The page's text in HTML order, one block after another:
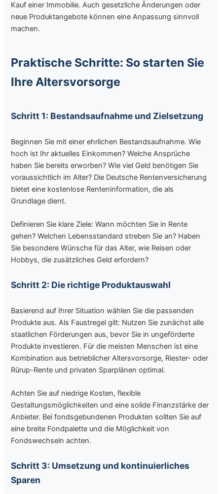
Kauf einer Immobilie. Auch gesetzliche Änderungen oder
neue Produktangebote können eine Anpassung sinnvoll
machen.
Praktische Schritte: So starten Sie
Ihre Altersvorsorge
Schritt 1: Bestandsaufnahme und Zielsetzung
Beginnen Sie mit einer ehrlichen Bestandsaufnahme. Wie
hoch ist Ihr aktuelles Einkommen? Welche Ansprüche
haben Sie bereits erworben? Wie viel Geld benötigen Sie
voraussichtlich im Alter? Die Deutsche Rentenversicherung
bietet eine kostenlose Renteninformation, die als
Grundlage dient.
Definieren Sie klare Ziele: Wann möchten Sie in Rente
gehen? Welchen Lebensstandard streben Sie an? Haben
Sie besondere Wünsche für das Alter, wie Reisen oder
Hobbys, die zusätzliches Geld erfordern?
Schritt 2: Die richtige Produktauswahl
Basierend auf Ihrer Situation wählen Sie die passenden
Produkte aus. Als Faustregel gilt: Nutzen Sie zunächst alle
staatlichen Förderungen aus, bevor Sie in ungeförderte
Produkte investieren. Für die meisten Menschen ist eine
Kombination aus betrieblicher Altersvorsorge, Riester- oder
Rürup-Rente und privaten Sparplänen optimal.
Achten Sie auf niedrige Kosten, flexible
Gestaltungsmöglichkeiten und eine solide Finanzstärke der
Anbieter. Bei fondsgebundenen Produkten sollten Sie auf
eine breite Fondpalette und die Möglichkeit von
Fondswechseln achten.
Schritt 3: Umsetzung und kontinuierliches
Sparen